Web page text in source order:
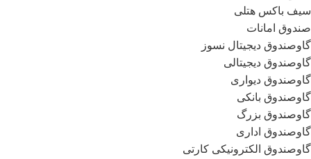
سیف باکس هتلی
صندوق امانات
گاوصندوق دیجیتال نسوز
گاوصندوق دیجیتالی
گاوصندوق دیواری
گاوصندوق بانکی
گاوصندوق بزرگ
گاوصندوق اداری
گاوصندوق الکترونیکی کارتی